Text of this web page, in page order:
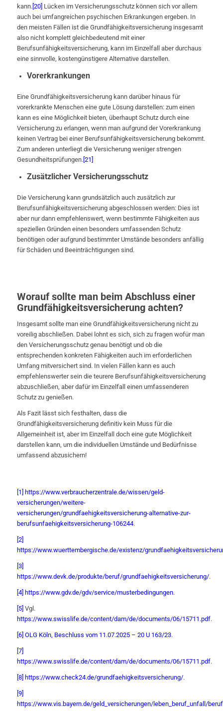
kann. [20] Lücken im Versicherungsschutz können sich vor allem
auch bei umfangreichen psychischen Erkrankungen ergeben. In
den meisten Fällen ist die Grundfähigkeitsversicherung insgesamt
also nicht komplett gleichbedeutend mit einer
Berufsunfähigkeitsversicherung, kann im Einzelfall aber durchaus
eine sinnvolle, kostengünstigere Alternative darstellen.
Vorerkrankungen
Eine Grundfähigkeitsversicherung kann darüber hinaus für
vorerkrankte Menschen eine gute Lösung darstellen: zum einen
kann es eine Möglichkeit bieten, überhaupt Schutz durch eine
Versicherung zu erlangen, wenn man aufgrund der Vorerkrankung
keinen Vertrag bei einer Berufsunfähigkeitsversicherung bekommt.
Zum anderen unterliegt die Versicherung weniger strengen
Gesundheitsprüfungen. [21]
Zusätzlicher Versicherungsschutz
Die Versicherung kann grundsätzlich auch zusätzlich zur
Berufsunfähigkeitsversicherung abgeschlossen werden: Dies ist
aber nur dann empfehlenswert, wenn bestimmte Fähigkeiten aus
speziellen Gründen einen besonders umfassenden Schutz
benötigen oder aufgrund bestimmter Umstände besonders anfällig
für Schäden und Beeinträchtigungen sind.
Worauf sollte man beim Abschluss einer
Grundfähigkeitsversicherung achten?
Insgesamt sollte man eine Grundfähigkeitsversicherung nicht zu
voreilig abschließen. Dabei lohnt es sich, sich zu fragen wofür man
den Versicherungsschutz genau benötigt und ob die
entsprechenden konkreten Fähigkeiten auch im erforderlichen
Umfang mitversichert sind. In vielen Fällen kann es auch
empfehlenswerter sein die teurere Berufsunfähigkeitsversicherung
abzuschließen, aber dafür im Einzelfall einen umfassenderen
Schutz zu genießen.
Als Fazit lässt sich festhalten, dass die
Grundfähigkeitsversicherung definitiv kein Muss für die
Allgemeinheit ist, aber im Einzelfall doch eine gute Möglichkeit
darstellen kann, um die individuellen Umstände und Bedürfnisse
umfassend abzusichern!
[1]
https://www.verbraucherzentrale.de/wissen/geld-
versicherungen/weitere-
versicherungen/grundfaehigkeitsversicherung-alternative-zur-
berufsunfaehigkeitsversicherung-106244.
[2]
https://www.wuerttembergische.de/existenz/
[3]
https://www.devk.de/produkte/beruf/grundfaehigkeitsversicherung/.
[4] https://www.gdv.de/gdv/service/musterbedingungen.
[5] Vgl.
https://www.swisslife.de/content/dam/de/documents/06/15711.pdf.
[6] OLG Köln, Beschluss vom 11.07.2025 – 20 U 163/23.
[7]
https://www.swisslife.de/content/dam/de/documents/06/15711.pdf.
[8] https://www.check24.de/grundfaehigkeitsversicherung/.
[9]
https://www.vis.bayern.de/geld_versicherungen/leben_beruf_unfall/